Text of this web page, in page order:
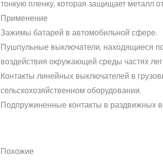
тонкую пленку, которая защищает металл
Применение
Зажимы батарей в автомобильной сфере.
Пушпульные выключатели, находящиеся
воздействия окружающей среды частях
Контакты линейных выключателей в
сельскохозяйственном оборудовании.
Подпружиненные контакты в раздвижных
Похожие